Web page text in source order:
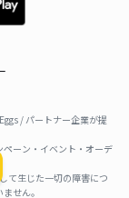
/ パートナー企業が提
ーン・イベント・オーデ
て生じた一切の障害につ
せん。